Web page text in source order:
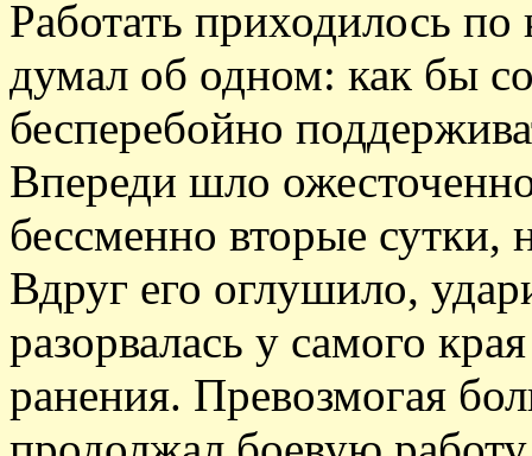
Работать приходилось
думал об одном: как бы
бесперебойно
Впереди шло
бессменно вторые сутки,
Вдруг его оглушило,
разорвалась у самого
ранения. Превозмогая